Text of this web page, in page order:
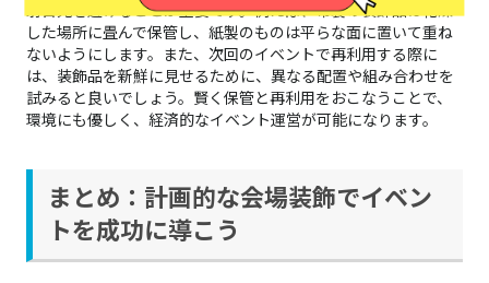
射日光を避けることが重要です。例えば、布製の装飾品は乾燥
した場所に畳んで保管し、紙製のものは平らな面に置いて重ね
ないようにします。また、次回のイベントで再利用する際に
は、装飾品を新鮮に見せるために、異なる配置や組み合わせを
試みると良いでしょう。賢く保管と再利用をおこなうことで、
環境にも優しく、経済的なイベント運営が可能になります。
まとめ：計画的な会場装飾でイベン
トを成功に導こう